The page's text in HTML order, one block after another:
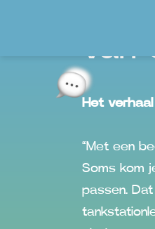
van
Het
“Met een
Soms kom
passen.